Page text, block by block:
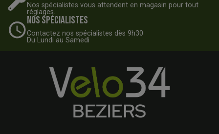
Nos spécialistes vous attendent en magasin pour tout
réglages.
Nos spécialistes
Contactez nos spécialistes dès 9h30
Du Lundi au Samedi